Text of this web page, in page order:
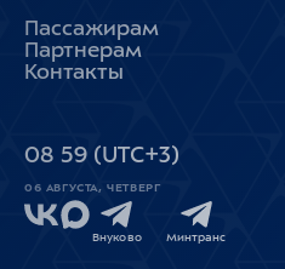
Пассажирам
Партнерам
Контакты
08 59 (UTC+3)
06 АВГУСТА, ЧЕТВЕРГ
Внуково Минтранс